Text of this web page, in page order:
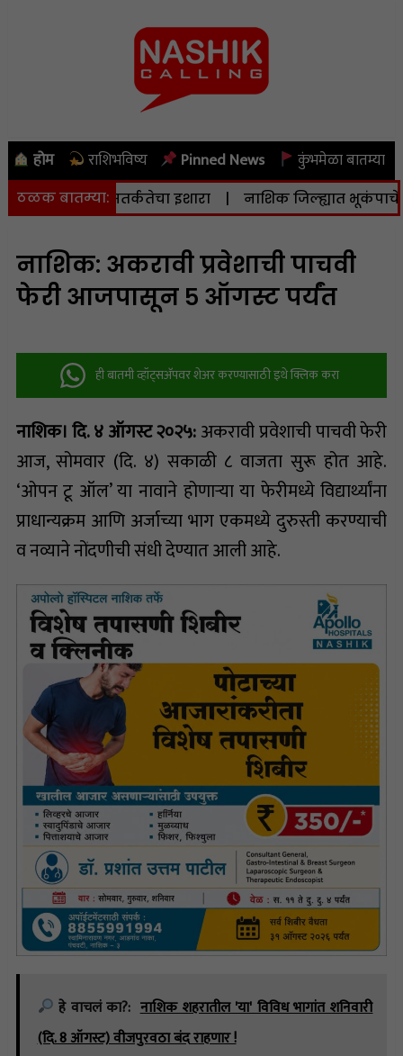
होम राशिभविष्य Pinned News कुंभमेळा बातम्या
ठळक बातम्या:
दिला सतर्कतेचा इशारा | नाशिक जिल्ह्यात भूकंपाचे
नाशिक: अकरावी प्रवेशाची पाचवी
फेरी आजपासून ५ ऑगस्ट पर्यंत
ही बातमी व्हॉट्सअ‍ॅपवर शेअर करण्यासाठी इथे क्लिक करा
नाशिक। दि. ४ ऑगस्ट २०२५:अकरावी प्रवेशाची पाचवी फेरी
आज, सोमवार (दि. ४) सकाळी ८ वाजता सुरू होत आहे.
‘ओपन टू ऑल’ या नावाने होणाऱ्या या फेरीमध्ये विद्यार्थ्यांना
प्राधान्यक्रम आणि अर्जाच्या भाग एकमध्ये दुरुस्ती करण्याची
व नव्याने नोंदणीची संधी देण्यात आली आहे.
हे वाचलं का?: नाशिक शहरातील 'या' विविध भागांत शनिवारी
(दि. 8 ऑगस्ट) वीजपुरवठा बंद राहणार !